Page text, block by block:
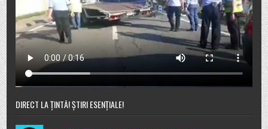
DIRECT LA ȚINTĂ! ȘTIRI ESENȚIALE!